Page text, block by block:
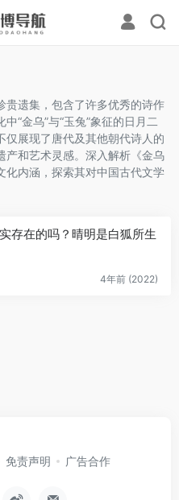
贵遗集，包含了许多优秀的诗作
“金乌”与“玉兔”象征的日月二
仅展现了唐代及其他朝代诗人的
产和艺术灵感。深入解析《金乌
化内涵，探索其对中国古代文学
存在的吗？晴明是白狐所生
4年前 (2022)
免责声明 广告合作